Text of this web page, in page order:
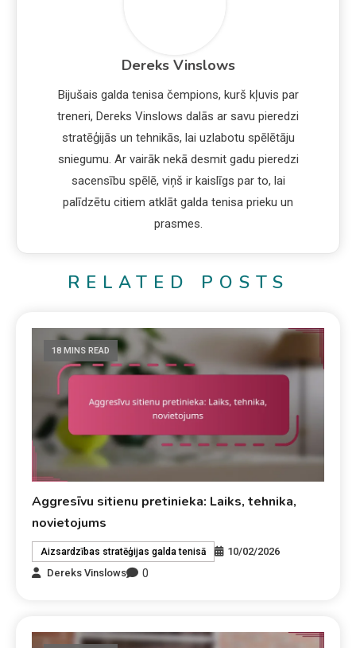
Dereks Vinslows
Bijušais galda tenisa čempions, kurš kļuvis par
treneri, Dereks Vinslows dalās ar savu pieredzi
stratēģijās un tehnikās, lai uzlabotu spēlētāju
sniegumu. Ar vairāk nekā desmit gadu pieredzi
sacensību spēlē, viņš ir kaislīgs par to, lai
palīdzētu citiem atklāt galda tenisa prieku un
prasmes.
RELATED POSTS
18 MINS READ
Aggresīvu sitienu pretinieka: Laiks, tehnika,
novietojums
Aizsardzības stratēģijas galda tenisā
10/02/2026
Dereks Vinslows
0